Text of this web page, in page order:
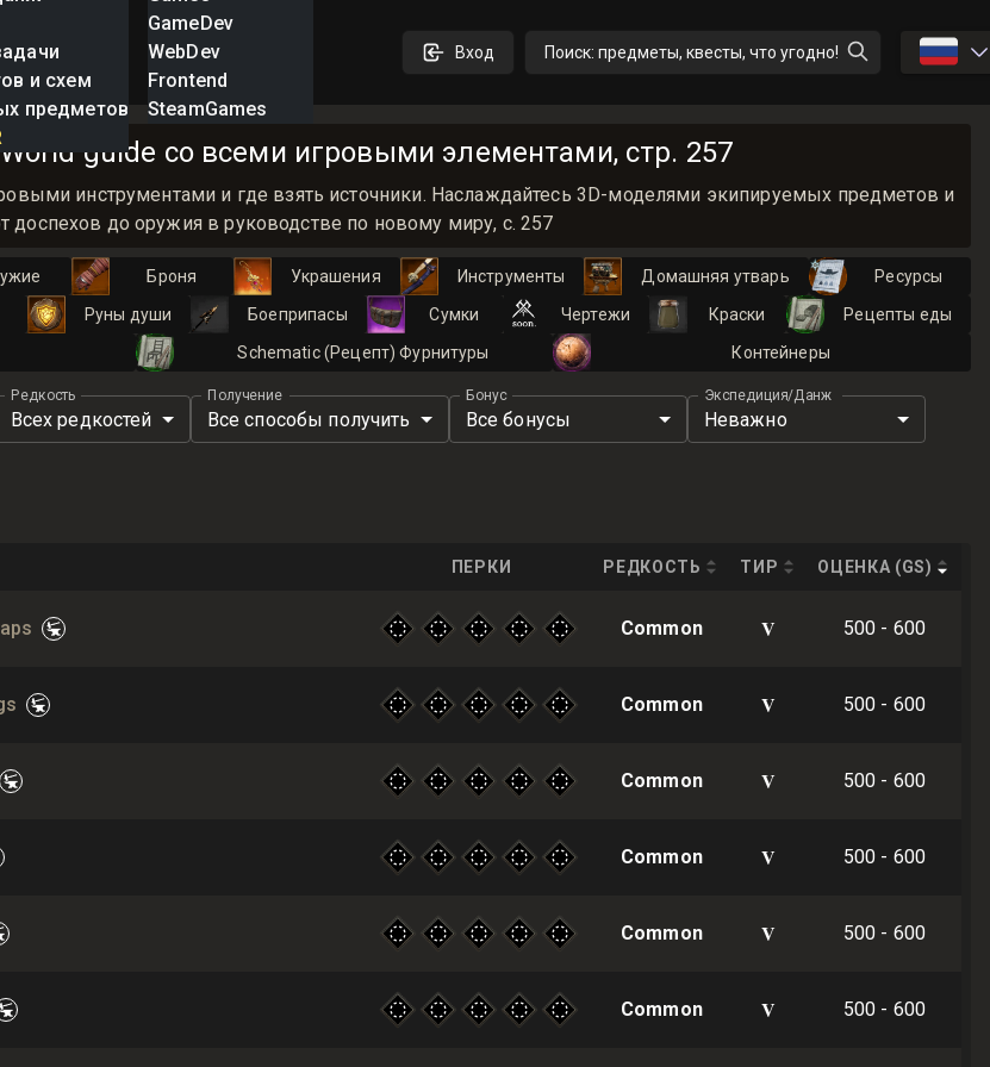
и схем
предметов
GameDev
WebDev
Frontend
SteamGames
Вход Поиск: предметы, квесты, что угодно! 🇷🇺
guide со всеми игровыми элементами, стр. 257
инструментами и где взять источники. Наслаждайтесь 3D-моделями экипируемых предметов и
доспехов до оружия в руководстве по новому миру, с. 257
Броня Украшения Инструменты Домашняя утварь
Ресурсы
Руны души Боеприпасы Сумки Чертежи Краски
Рецепты еды
Schematic (Рецепт) Фурнитуры Контейнеры
Редкость
Всех редкостей
Получение
Все способы получить
Бонус
Все бонусы
Экспедиция/Данж
Неважно
ПЕРКИ РЕДКОСТЬ ТИР ОЦЕНКА (GS)
Common V 500 - 600
Common V 500 - 600
Common V 500 - 600
Common V 500 - 600
Common V 500 - 600
Common V 500 - 600